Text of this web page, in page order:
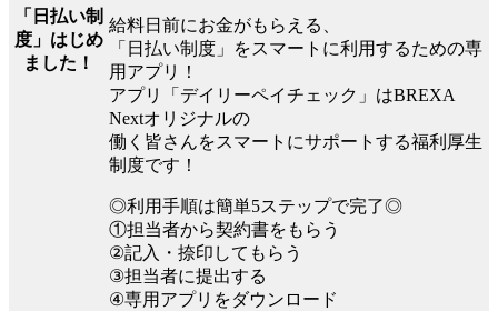
「日払い制
度」はじめ
ました！
給料日前にお金がもらえる、
「日払い制度」をスマートに利用するための専
用アプリ！
アプリ「デイリーペイチェック」はBREXA
Nextオリジナルの
働く皆さんをスマートにサポートする福利厚生
制度です！
◎利用手順は簡単5ステップで完了◎
①担当者から契約書をもらう
②記入・捺印してもらう
③担当者に提出する
④専用アプリをダウンロード